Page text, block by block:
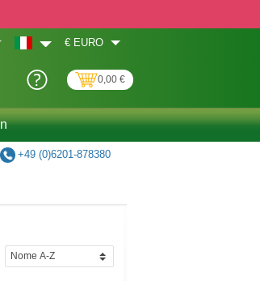
€ EURO
0,00 €
+49 (0)6201-878380